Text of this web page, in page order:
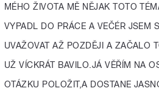
MÉHO ŽIVOTA MĚ NĚJAK TOTO
VYPADL DO PRÁCE A VEČÉR JSEM
UVAŽOVAT AŽ POZDĚJI A ZAČALO
UŽ VÍCKRÁT BAVILO.JÁ VĚŘÍM NA
OTÁZKU POLOŽIT,A DOSTANE